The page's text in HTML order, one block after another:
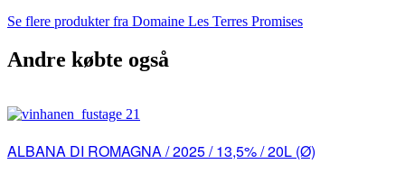
Se flere produkter fra Domaine Les Terres Promises
Andre købte også
ALBANA DI ROMAGNA / 2025 / 13,5% / 20L (Ø)